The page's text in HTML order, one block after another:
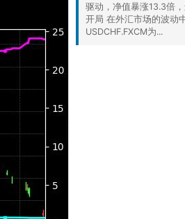
驱动，净值暴涨13.3倍
开局 在外汇市场的波动
USDCHF.FXCM为...